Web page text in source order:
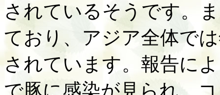
されているそうです。
ており、アジア全体で
されています。報告に
で豚に感染が見られ、